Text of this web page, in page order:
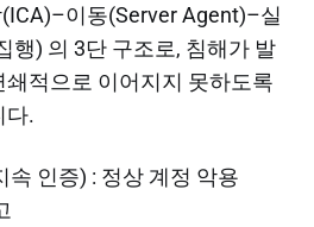
이동(Server Agent)–실
행) 의 3단 구조로, 침해가 발
적으로 이어지지 못하도록
다.
속 인증) : 정상 계정 악용